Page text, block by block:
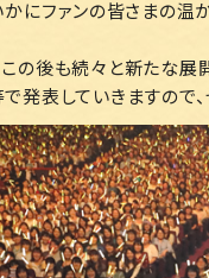
かにファンの皆さまの
この後も続々と新たな展
発表していきますので、